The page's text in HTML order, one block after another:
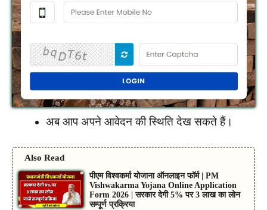
अब आप अपने आवेदन की स्थिति देख सकते हैं।
Also Read
पीएम विश्वकर्मा योजाना ऑनलाइन फॉर्म | PM
Vishwakarma Yojana Online Application
Form 2026 | सरकार देगी 5% पर 3 लाख का लोन
सम्पूर्ण प्रक्रिया